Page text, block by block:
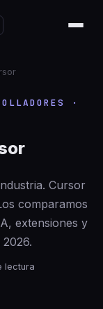
·
Cursor
comparamos
extensiones y
lectura